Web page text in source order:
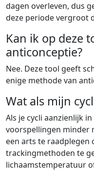
dagen overleven, dus
deze periode vergroot
Kan ik op deze
anticonceptie?
Nee. Deze tool geeft
enige methode van
Wat als mijn
Als je cycli aanzienlijk
voorspellingen minder
een arts te raadplegen
trackingmethoden te
lichaamstemperatuur